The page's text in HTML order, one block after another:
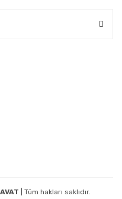
| Tüm hakları saklıdır.